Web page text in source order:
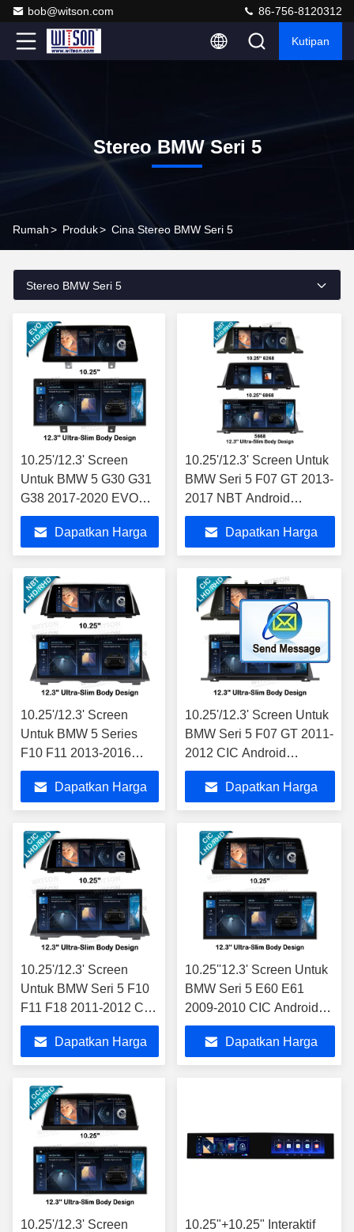
bob@witson.com 86-756-8120312
Kutipan
Stereo BMW Seri 5
Rumah> Produk> Cina Stereo BMW Seri 5
Stereo BMW Seri 5
10.25'/12.3' Screen
Untuk BMW 5 G30 G31
G38 2017-2020 EVO
Android Multimedia
PlayerDapatkan Harga
10.25'/12.3' Screen Untuk
BMW Seri 5 F07 GT 2013-
2017 NBT Android
Multimedia Player
Dapatkan Harga
10.25'/12.3' Screen
Untuk BMW 5 Series
F10 F11 2013-2016
NBT Android Multimedia
PlayerDapatkan Harga
10.25'/12.3' Screen Untuk
BMW Seri 5 F07 GT 2011-
2012 CIC Android
Multimedia Player
Dapatkan Harga
10.25'/12.3' Screen
Untuk BMW Seri 5 F10
F11 F18 2011-2012 CIC
Android Multimedia
PlayerDapatkan Harga
10.25''12.3' Screen Untuk
BMW Seri 5 E60 E61
2009-2010 CIC Android
Multimedia Player
Dapatkan Harga
10.25'/12.3' Screen
10.25"+10.25" Interaktif